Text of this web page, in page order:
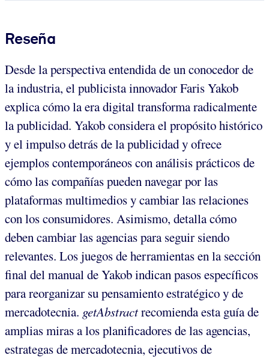
Reseña
Desde la perspectiva entendida de un conocedor de
la industria, el publicista innovador Faris Yakob
explica cómo la era digital transforma radicalmente
la publicidad. Yakob considera el propósito histórico
y el impulso detrás de la publicidad y ofrece
ejemplos contemporáneos con análisis prácticos de
cómo las compañías pueden navegar por las
plataformas multimedios y cambiar las relaciones
con los consumidores. Asimismo, detalla cómo
deben cambiar las agencias para seguir siendo
relevantes. Los juegos de herramientas en la sección
final del manual de Yakob indican pasos específicos
para reorganizar su pensamiento estratégico y de
mercadotecnia. getAbstractrecomienda esta guía de
amplias miras a los planificadores de las agencias,
estrategas de mercadotecnia, ejecutivos de